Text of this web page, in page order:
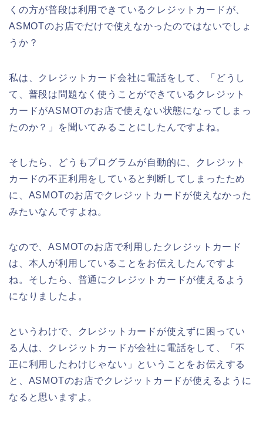
くの方が普段は利用できているクレジットカードが、
ASMOTのお店でだけで使えなかったのではないでしょ
うか？
私は、クレジットカード会社に電話をして、「どうし
て、普段は問題なく使うことができているクレジット
カードがASMOTのお店で使えない状態になってしまっ
たのか？」を聞いてみることにしたんですよね。
そしたら、どうもプログラムが自動的に、クレジット
カードの不正利用をしていると判断してしまったため
に、ASMOTのお店でクレジットカードが使えなかった
みたいなんですよね。
なので、ASMOTのお店で利用したクレジットカード
は、本人が利用していることをお伝えしたんですよ
ね。そしたら、普通にクレジットカードが使えるよう
になりましたよ。
というわけで、クレジットカードが使えずに困ってい
る人は、クレジットカードが会社に電話をして、「不
正に利用したわけじゃない」ということをお伝えする
と、ASMOTのお店でクレジットカードが使えるように
なると思いますよ。